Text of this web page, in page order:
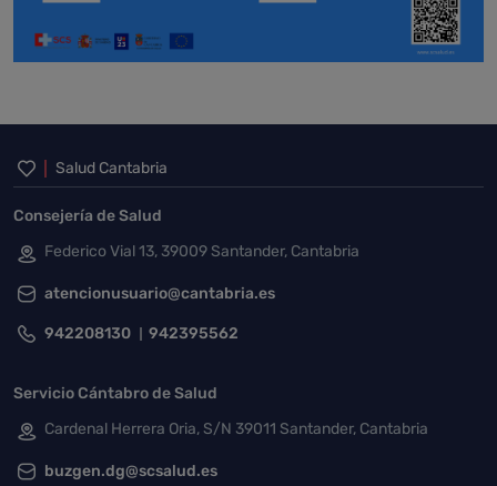
Inicio del pie de página
Salud Cantabria
Consejería de Salud
Federico Vial 13, 39009 Santander, Cantabria
atencionusuario@cantabria.es
942208130 942395562
Servicio Cántabro de Salud
Cardenal Herrera Oria, S/N 39011 Santander, Cantabria
buzgen.dg@scsalud.es